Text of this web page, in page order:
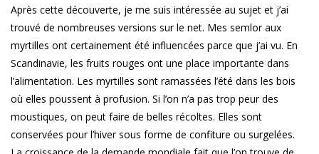
Après cette découverte, je me suis intéressée au sujet et j’ai
trouvé de nombreuses versions sur le net. Mes semlor aux
myrtilles ont certainement été influencées parce que j’ai vu. En
Scandinavie, les fruits rouges ont une place importante dans
l’alimentation. Les myrtilles sont ramassées l’été dans les bois
où elles poussent à profusion. Si l’on n’a pas trop peur des
moustiques, on peut faire de belles récoltes. Elles sont
conservées pour l’hiver sous forme de confiture ou surgelées.